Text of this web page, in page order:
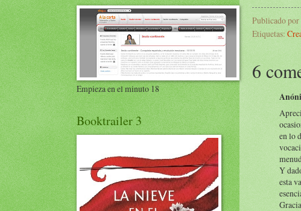
Publicado por
Etiquetas:
6
en lo
Y
esta
Empieza en el minuto 18
Booktrailer 3